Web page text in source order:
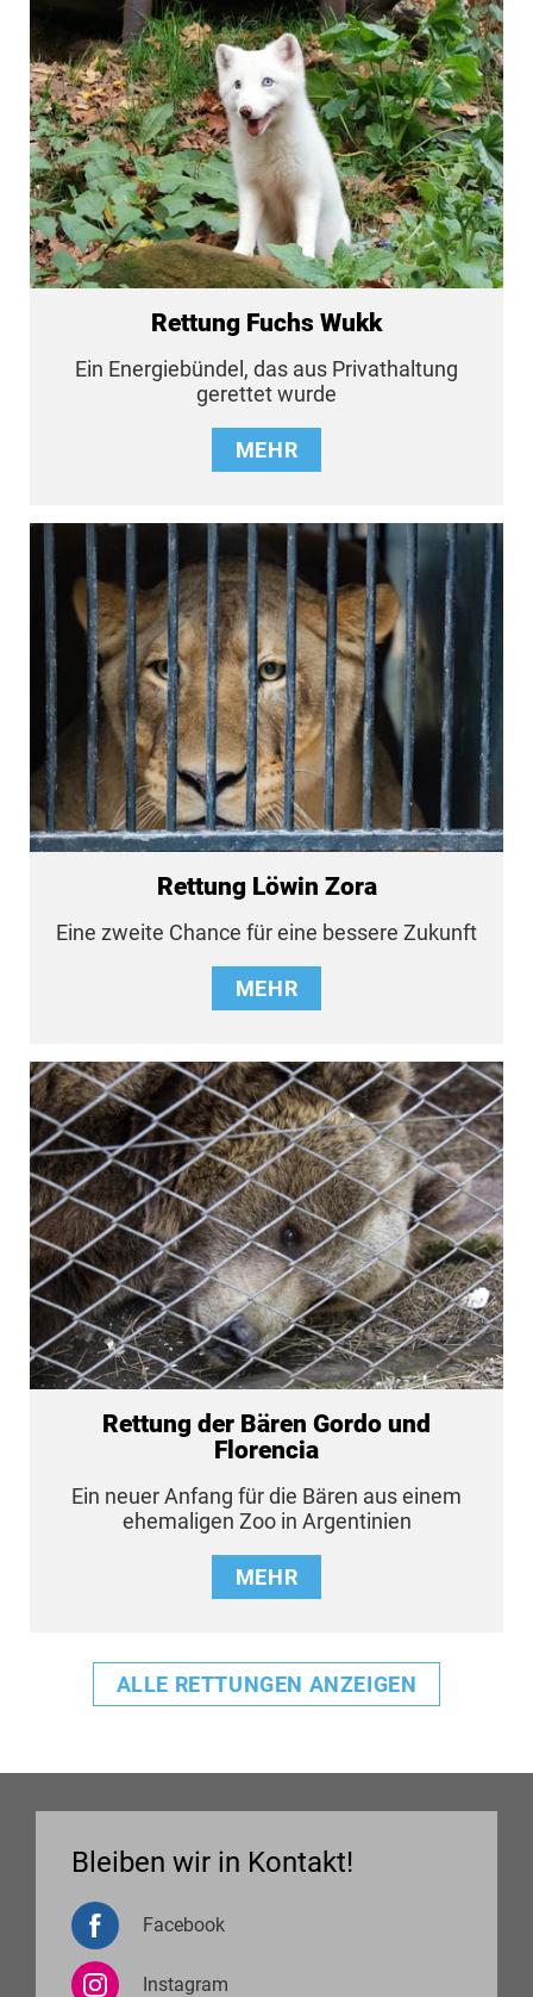
Rettung Fuchs Wukk
Ein Energiebündel, das aus Privathaltung
gerettet wurde
MEHR
Rettung Löwin Zora
Eine zweite Chance für eine bessere Zukunft
MEHR
Rettung der Bären Gordo und
Florencia
Ein neuer Anfang für die Bären aus einem
ehemaligen Zoo in Argentinien
MEHR
ALLE RETTUNGEN ANZEIGEN
Bleiben wir in Kontakt!
Facebook
Instagram